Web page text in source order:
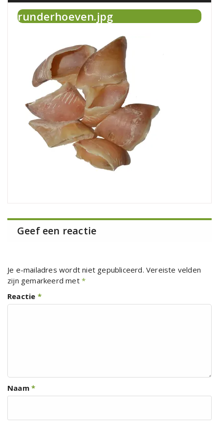
runderhoeven.jpg
Geef een reactie
Je e-mailadres wordt niet gepubliceerd. Vereiste velden
zijn gemarkeerd met *
Reactie *
Naam *